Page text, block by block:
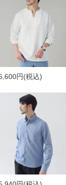
円(税込)